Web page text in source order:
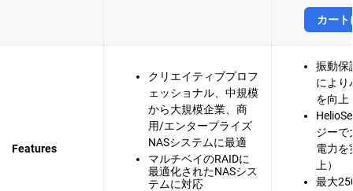
カート
Features
クリエイティブプロフ
ェッショナル、中規模
から大規模企業、商
用/エンタープライズ
NASシステムに最適
マルチベイのRAIDに
最適化されたNASシス
テムに対応
振動保
により
を向上
ジーで
電力を
上）
最大